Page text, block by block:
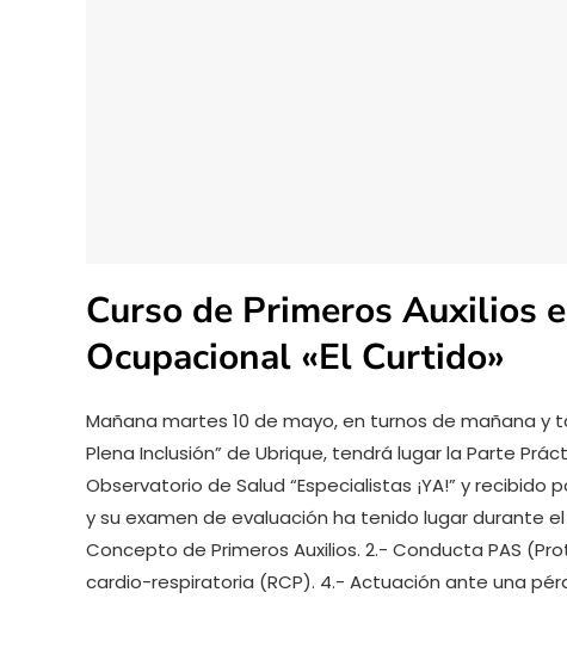
Curso de Primeros Auxilios
Ocupacional «El Curtido»
Mañana martes 10 de mayo, en turnos de mañana y
Plena Inclusión” de Ubrique, tendrá lugar la Parte
Observatorio de Salud “Especialistas ¡YA!” y
y su examen de evaluación ha tenido lugar durante
Concepto de Primeros Auxilios. 2.- Conducta PAS
cardio-respiratoria (RCP). 4.- Actuación ante una